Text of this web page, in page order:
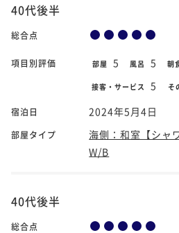
40代後半
総合点
項目別評価 部屋 5 風呂 5 朝
接客・サービス 5 そ
宿泊日 2024年5月4日
部屋タイプ
海側：和室【シャ
W/B
40代後半
総合点